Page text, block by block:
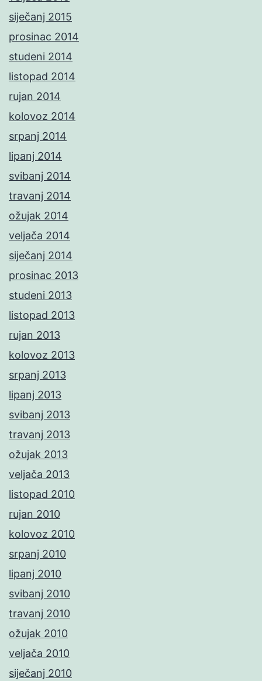
siječanj 2015
prosinac 2014
studeni 2014
listopad 2014
rujan 2014
kolovoz 2014
srpanj 2014
lipanj 2014
svibanj 2014
travanj 2014
ožujak 2014
veljača 2014
siječanj 2014
prosinac 2013
studeni 2013
listopad 2013
rujan 2013
kolovoz 2013
srpanj 2013
lipanj 2013
svibanj 2013
travanj 2013
ožujak 2013
veljača 2013
listopad 2010
rujan 2010
kolovoz 2010
srpanj 2010
lipanj 2010
svibanj 2010
travanj 2010
ožujak 2010
veljača 2010
siječanj 2010